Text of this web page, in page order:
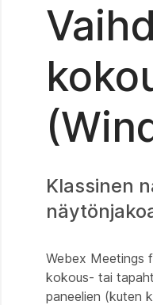
Klassinen
Webex Meetings
kokous- tai
paneelien (kuten